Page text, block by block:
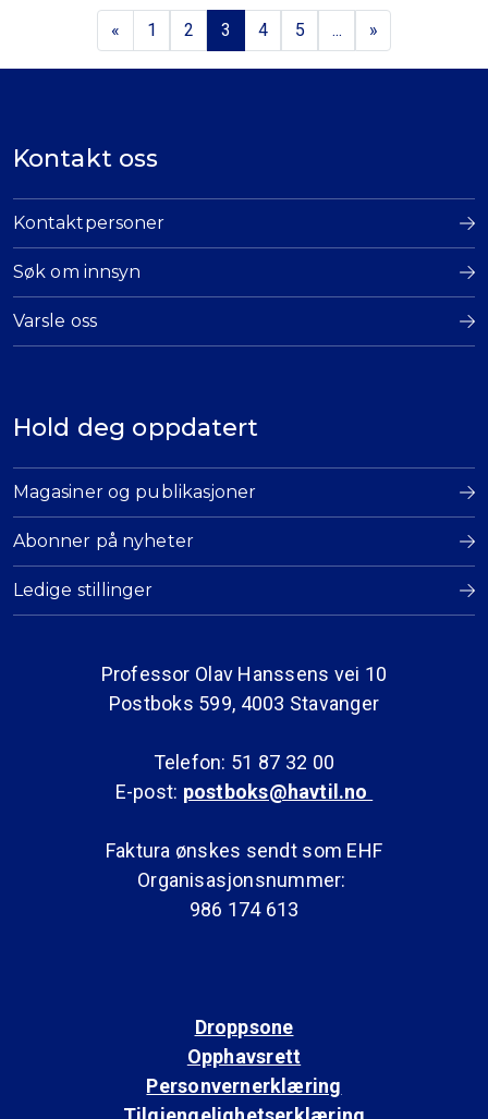
« 1 2 3 4 5 ... »
Kontakt oss
Kontaktpersoner
Søk om innsyn
Varsle oss
Hold deg oppdatert
Magasiner og publikasjoner
Abonner på nyheter
Ledige stillinger
Professor Olav Hanssens vei 10
Postboks 599, 4003 Stavanger
Telefon: 51 87 32 00
E-post: postboks@havtil.no
Faktura ønskes sendt som EHF
Organisasjonsnummer:
986 174 613
Droppsone
Opphavsrett
Personvernerklæring